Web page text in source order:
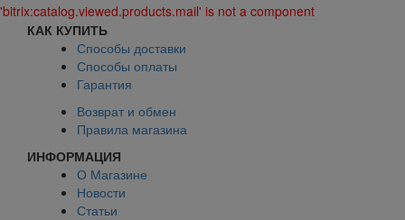
'bitrix:catalog.viewed.products.mail' is not a component
КАК КУПИТЬ
Способы доставки
Способы оплаты
Гарантия
Возврат и обмен
Правила магазина
ИНФОРМАЦИЯ
О Магазине
Новости
Статьи